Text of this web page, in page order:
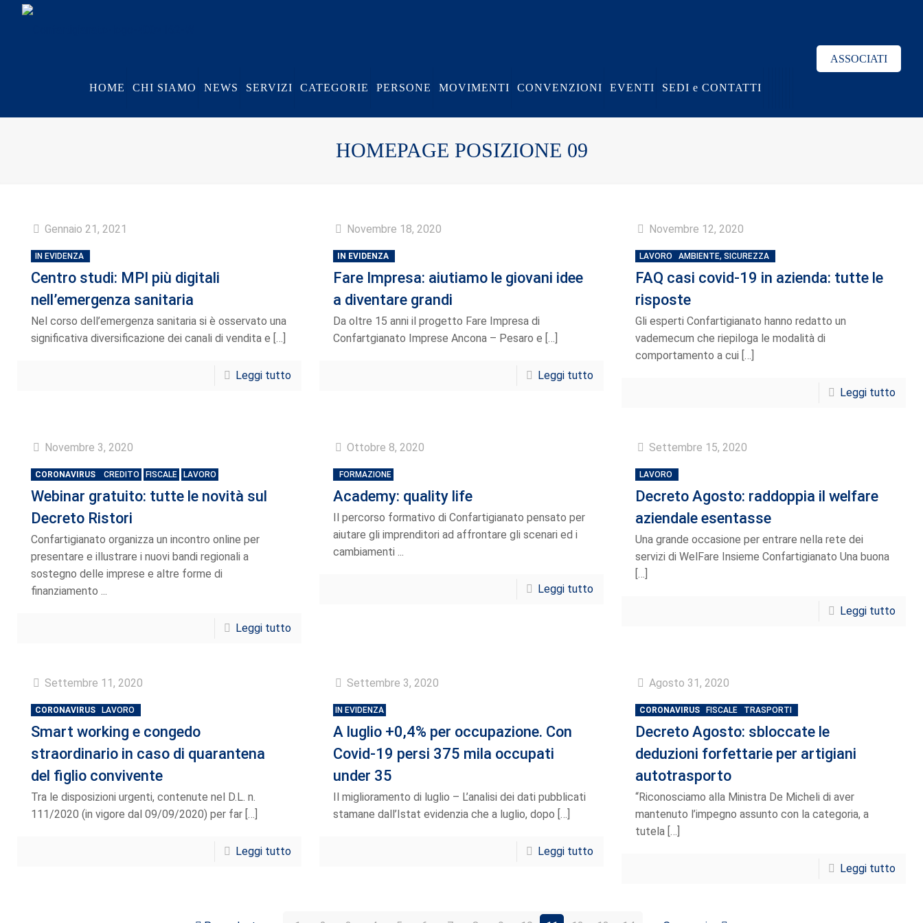
HOME CHI SIAMO NEWS SERVIZI CATEGORIE PERSONE MOVIMENTI CONVENZIONI EVENTI SEDI e CONTATTI
ASSOCIATI
HOMEPAGE POSIZIONE 09
Gennaio 21, 2021
IN EVIDENZA
Centro studi: MPI più digitali
nell’emergenza sanitaria
Nel corso dell’emergenza sanitaria si è osservato una
significativa diversificazione dei canali di vendita e […]
Leggi tutto
Novembre 18, 2020
IN EVIDENZA
Fare Impresa: aiutiamo le giovani idee
a diventare grandi
Da oltre 15 anni il progetto Fare Impresa di
Confartgianato Imprese Ancona – Pesaro e […]
Leggi tutto
Novembre 12, 2020
LAVORO AMBIENTE, SICUREZZA
FAQ casi covid-19 in azienda: tutte le
risposte
Gli esperti Confartigianato hanno redatto un
vademecum che riepiloga le modalità di
comportamento a cui […]
Leggi tutto
Novembre 3, 2020
CORONAVIRUS CREDITO FISCALE LAVORO
Webinar gratuito: tutte le novità sul
Decreto Ristori
Confartigianato organizza un incontro online per
presentare e illustrare i nuovi bandi regionali a
sostegno delle imprese e altre forme di
finanziamento ...
Leggi tutto
Ottobre 8, 2020
FORMAZIONE
Academy: quality life
Il percorso formativo di Confartigianato pensato per
aiutare gli imprenditori ad affrontare gli scenari ed i
cambiamenti ...
Leggi tutto
Settembre 15, 2020
LAVORO
Decreto Agosto: raddoppia il welfare
aziendale esentasse
Una grande occasione per entrare nella rete dei
servizi di WelFare Insieme Confartigianato Una buona
[…]
Leggi tutto
Settembre 11, 2020
CORONAVIRUS LAVORO
Smart working e congedo
straordinario in caso di quarantena
del figlio convivente
Tra le disposizioni urgenti, contenute nel D.L. n.
111/2020 (in vigore dal 09/09/2020) per far […]
Leggi tutto
Settembre 3, 2020
IN EVIDENZA
A luglio +0,4% per occupazione. Con
Covid-19 persi 375 mila occupati
under 35
Il miglioramento di luglio – L’analisi dei dati pubblicati
stamane dall’Istat evidenzia che a luglio, dopo […]
Leggi tutto
Agosto 31, 2020
CORONAVIRUS FISCALE TRASPORTI
Decreto Agosto: sbloccate le
deduzioni forfettarie per artigiani
autotrasporto
“Riconosciamo alla Ministra De Micheli di aver
mantenuto l’impegno assunto con la categoria, a
tutela […]
Leggi tutto